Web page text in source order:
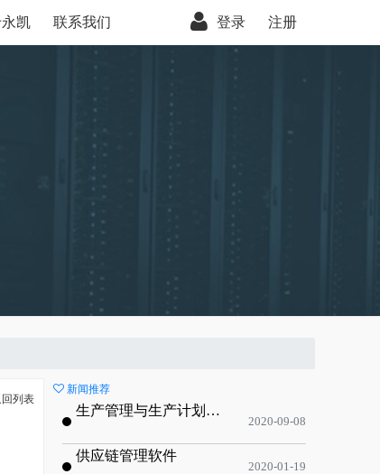
凯 联系我们 登录 注册
列表
新闻推荐
生产管理与生产计划的目标
2020-09-08
供应链管理软件
2020-01-19